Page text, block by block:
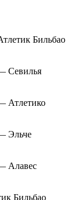
Бильбао
Севилья
Атлетико
Эльче
Алавес
Бильбао